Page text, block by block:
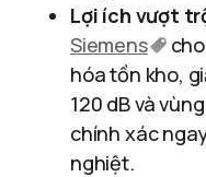
Lợi ích vượt
Siemens
cho
hóa tồn kho,
120 dB và
chính xác
nghiệt.